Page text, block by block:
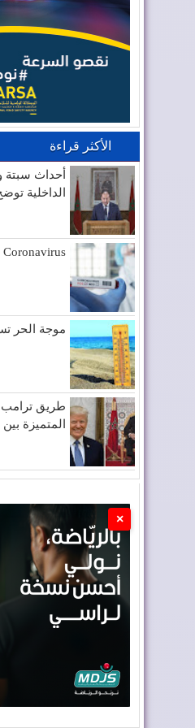
الأكثر قراءة
أحداث سبتة
الداخلية
Coronavirus
موجة الحر
طريق ترامب
المتميزة
×